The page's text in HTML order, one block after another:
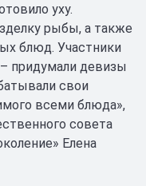
уху.
рыбы, а также
блюд. Участники
придумали девизы
свои
всеми блюда»,
совета
Елена